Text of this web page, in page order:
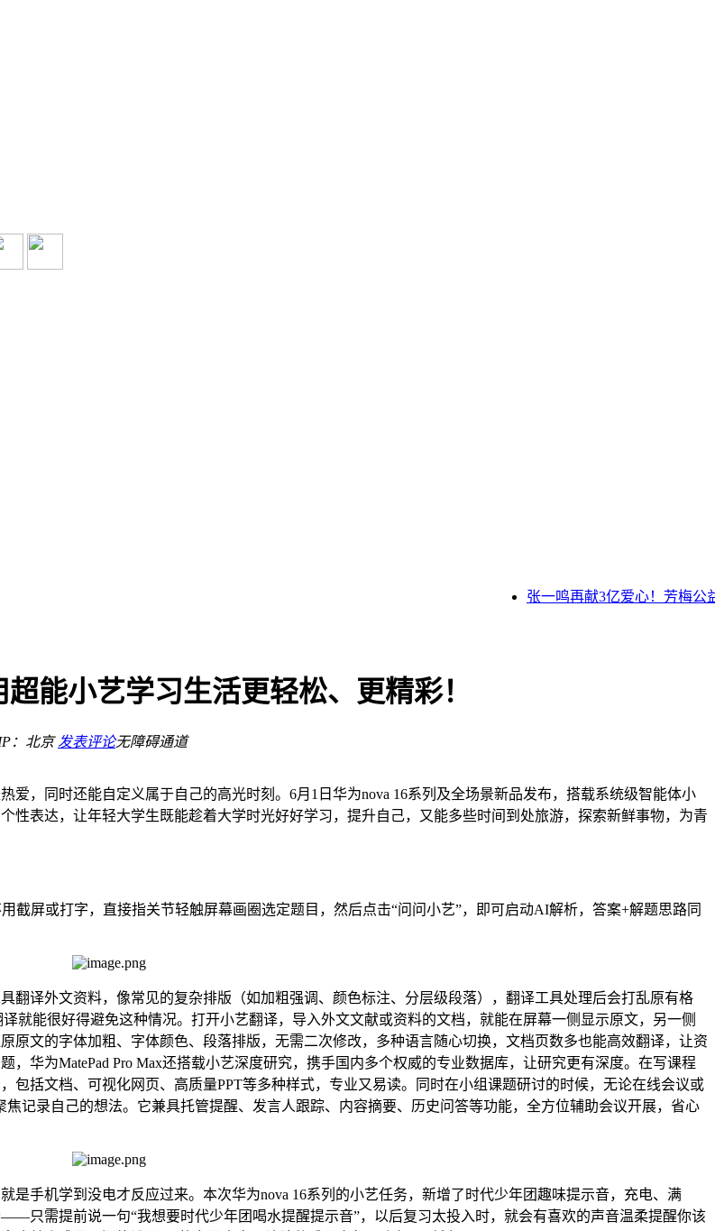
张一鸣再献3亿爱心！芳梅公益
能小艺学习生活更轻松、更精彩！
：北京 发表评论无障碍通道
，同时还能自定义属于自己的高光时刻。6月1日华为nova 16系列及全场景新品发布，搭载系统级智能体小
性表达，让年轻大学生既能趁着大学时光好好学习，提升自己，又能多些时间到处旅游，探索新鲜事物，为青
截屏或打字，直接指关节轻触屏幕画圈选定题目，然后点击“问问小艺”，即可启动AI解析，答案+解题思路同
翻译外文资料，像常见的复杂排版（如加粗强调、颜色标注、分层级段落），翻译工具处理后会打乱原有格
就能很好得避免这种情况。打开小艺翻译，导入外文文献或资料的文档，就能在屏幕一侧显示原文，另一侧
原文的字体加粗、字体颜色、段落排版，无需二次修改，多种语言随心切换，文档页数多也能高效翻译，让资
华为MatePad Pro Max还搭载小艺深度研究，携手国内多个权威的专业数据库，让研究更有深度。在写课程
括文档、可视化网页、高质量PPT等多种样式，专业又易读。同时在小组课题研讨的时候，无论在线会议或
记录自己的想法。它兼具托管提醒、发言人跟踪、内容摘要、历史问答等功能，全方位辅助会议开展，省心
手机学到没电才反应过来。本次华为nova 16系列的小艺任务，新增了时代少年团趣味提示音，充电、满
只需提前说一句“我想要时代少年团喝水提醒提示音”，以后复习太投入时，就会有喜欢的声音温柔提醒你该